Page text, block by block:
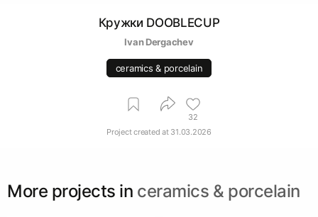
Кружки DOOBLECUP
Ivan Dergachev
ceramics & porcelain
32
Project created at 31.03.2026
More projects in ceramics & porcelain